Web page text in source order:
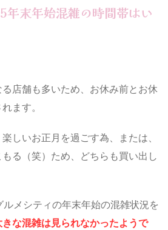
年末年始混雑の時間帯はい
店舗も多いため、お休み前とお休
ます。
しいお正月を過ごす為、または、
る（笑）ため、どちらも買い出し
メシティの年末年始の混雑状況を
きな混雑は見られなかったようで